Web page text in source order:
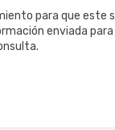
para que este
enviada para